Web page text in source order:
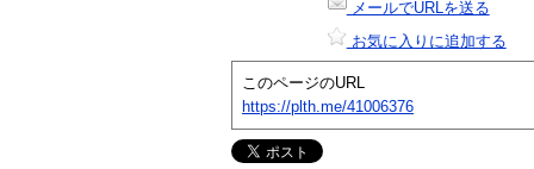
メールでURLを送る
お気に入りに追加する
このページのURL
https://plth.me/41006376